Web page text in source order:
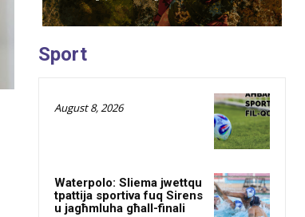
Sport
August 8, 2026
Waterpolo: Sliema jwettqu
tpattija sportiva fuq Sirens
u jagħmluha għall-finali